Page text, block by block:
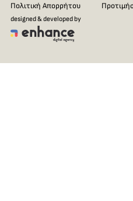
Πολιτική Απορρήτου
designed & developed by